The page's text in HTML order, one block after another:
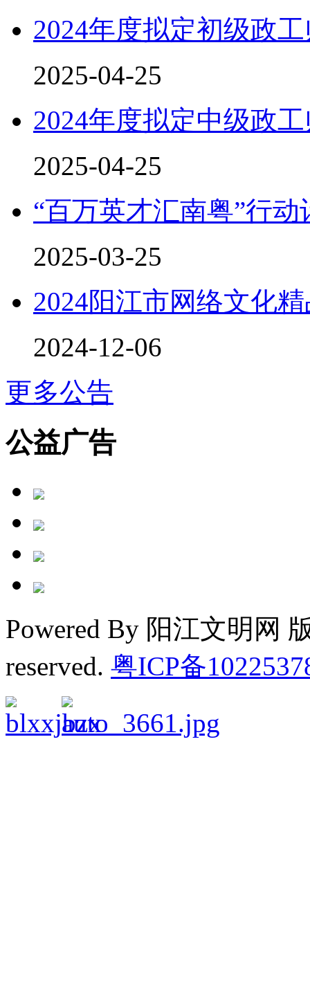
2024年度拟定初级政
2025-04-25
2024年度拟定中级政
2025-04-25
“百万英才汇南粤”行
2025-03-25
2024阳江市网络文化
2024-12-06
更多公告
公益广告
Powered By 阳江文明网
reserved. 粤ICP备